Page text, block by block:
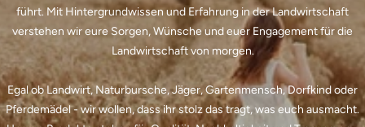
führt. Mit Hintergrundwissen und Erfahrung in der Landwirtschaft
verstehen wir eure Sorgen, Wünsche und euer Engagement für die
Landwirtschaft von morgen.
Egal ob Landwirt, Naturbursche, Jäger, Gartenmensch, Dorfkind oder
Pferdemädel - wir wollen, dass ihr stolz das tragt, was euch ausmacht.